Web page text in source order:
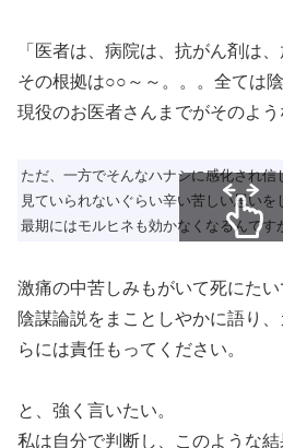
「医者は、病院は、抗がん剤は
その根拠は○○～～。。。全ては
現役のお医者さんまでがそのよう
ただ、一方でそんなハナシに感化され
見ていられないぐらい辛い苦しい思いを
最期にはモルヒネも効かなくなるんです
激痛の中苦しみもがいて死にたい
陰謀論説をまことしやかに語り
らには責任もってください。
と、強く言いたい。
私は自分で判断し、このような結